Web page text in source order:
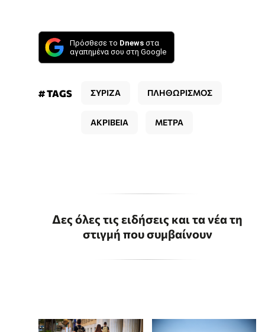
Πρόσθεσε το Dnews στα
αγαπημένα σου στη Google
# TAGS ΣΥΡΙΖΑ ΠΛΗΘΩΡΙΣΜΟΣ
ΑΚΡΙΒΕΙΑ ΜΕΤΡΑ
Δες όλες τις ειδήσεις και τα νέα τη
στιγμή που συμβαίνουν